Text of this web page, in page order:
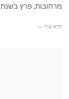
מרחובות, פרץ בשנת 2006 עם הלהיט
קרא עוד ←